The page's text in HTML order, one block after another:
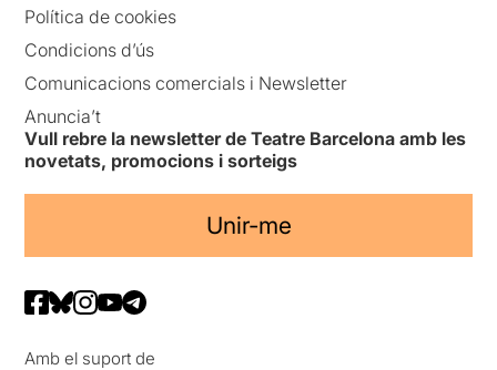
Política de cookies
Condicions d’ús
Comunicacions comercials i Newsletter
Anuncia’t
Vull rebre la newsletter de Teatre Barcelona amb les
novetats, promocions i sorteigs
Unir-me
Amb el suport de